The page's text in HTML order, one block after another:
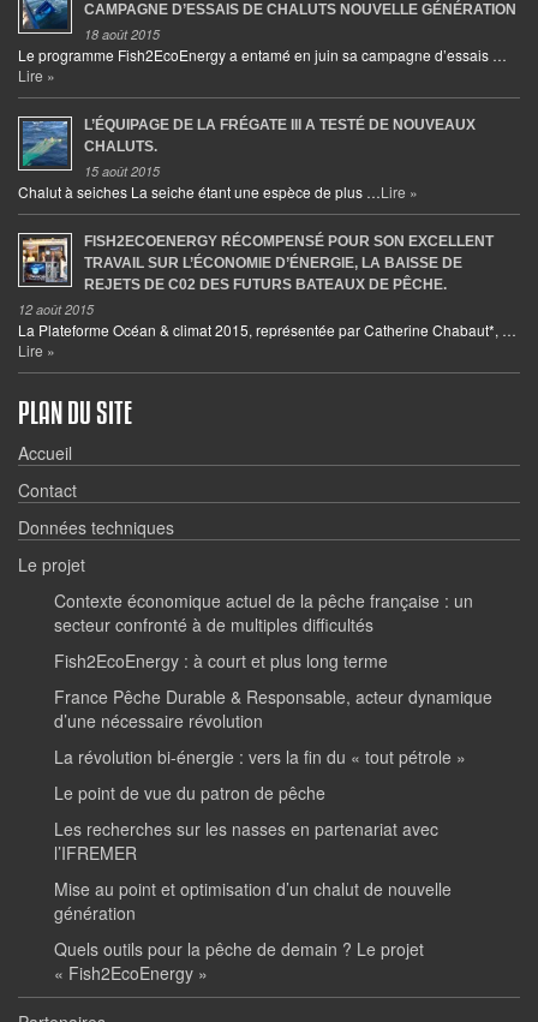
CAMPAGNE D’ESSAIS DE CHALUTS NOUVELLE GÉNÉRATION
18 août 2015
Le programme Fish2EcoEnergy a entamé en juin sa campagne d’essais …
Lire »
L’ÉQUIPAGE DE LA FRÉGATE III A TESTÉ DE NOUVEAUX
CHALUTS.
15 août 2015
Chalut à seiches La seiche étant une espèce de plus …Lire »
FISH2ECOENERGY RÉCOMPENSÉ POUR SON EXCELLENT
TRAVAIL SUR L’ÉCONOMIE D’ÉNERGIE, LA BAISSE DE
REJETS DE C02 DES FUTURS BATEAUX DE PÊCHE.
12 août 2015
La Plateforme Océan & climat 2015, représentée par Catherine Chabaut*, …
Lire »
PLAN DU SITE
Accueil
Contact
Données techniques
Le projet
Contexte économique actuel de la pêche française : un
secteur confronté à de multiples difficultés
Fish2EcoEnergy : à court et plus long terme
France Pêche Durable & Responsable, acteur dynamique
d’une nécessaire révolution
La révolution bi-énergie : vers la fin du « tout pétrole »
Le point de vue du patron de pêche
Les recherches sur les nasses en partenariat avec
l’IFREMER
Mise au point et optimisation d’un chalut de nouvelle
génération
Quels outils pour la pêche de demain ? Le projet
« Fish2EcoEnergy »